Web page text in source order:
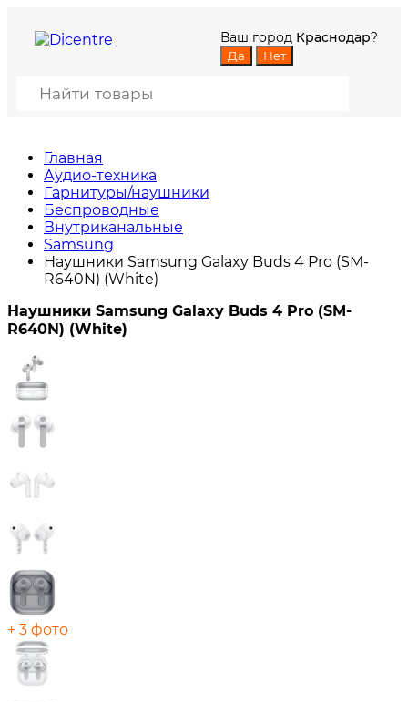
Ваш город Краснодар?
Главная
Аудио-техника
Гарнитуры/наушники
Беспроводные
Внутриканальные
Samsung
Наушники Samsung Galaxy Buds 4 Pro (SM-
R640N) (White)
Наушники Samsung Galaxy Buds 4 Pro (SM-
R640N) (White)
+ 3 фото